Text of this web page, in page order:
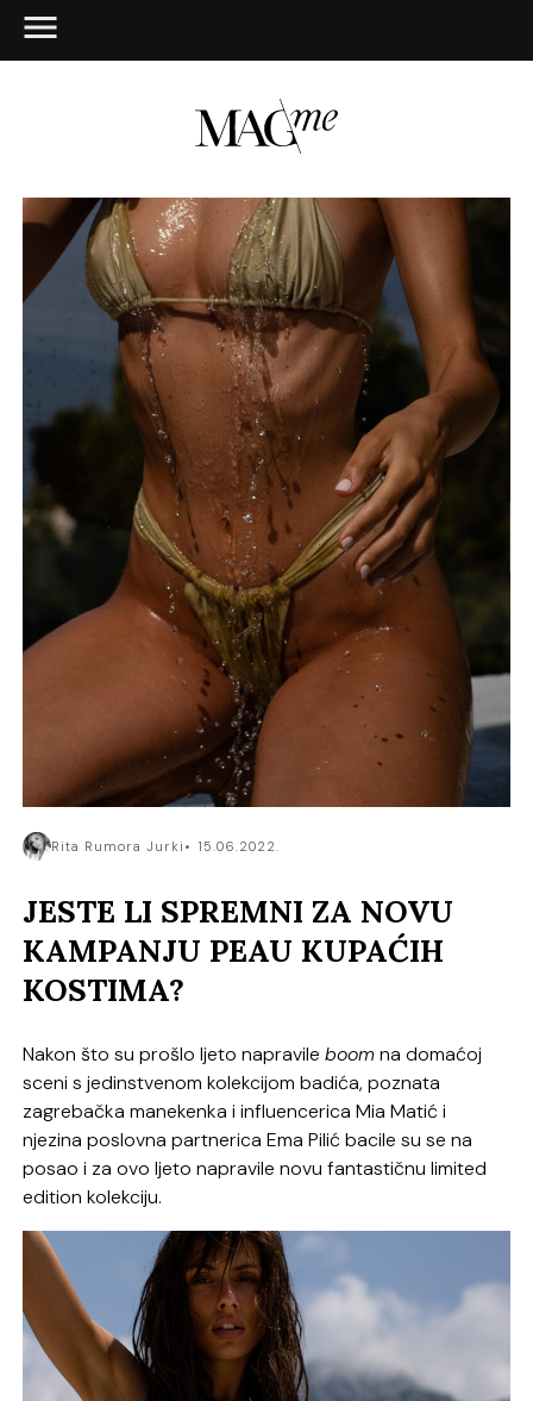
Rita Rumora Jurki 15.06.2022.
JESTE LI SPREMNI ZA NOVU
KAMPANJU PEAU KUPAĆIH
KOSTIMA?
Nakon što su prošlo ljeto napravileboomna domaćoj
sceni s jedinstvenom kolekcijom badića, poznata
zagrebačka manekenka i influencerica Mia Matić i
njezina poslovna partnerica Ema Pilić bacile su se na
posao i za ovo ljeto napravile novu fantastičnu limited
edition kolekciju.